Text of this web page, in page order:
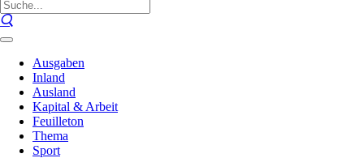
Ausgaben
Inland
Ausland
Kapital & Arbeit
Feuilleton
Thema
Sport